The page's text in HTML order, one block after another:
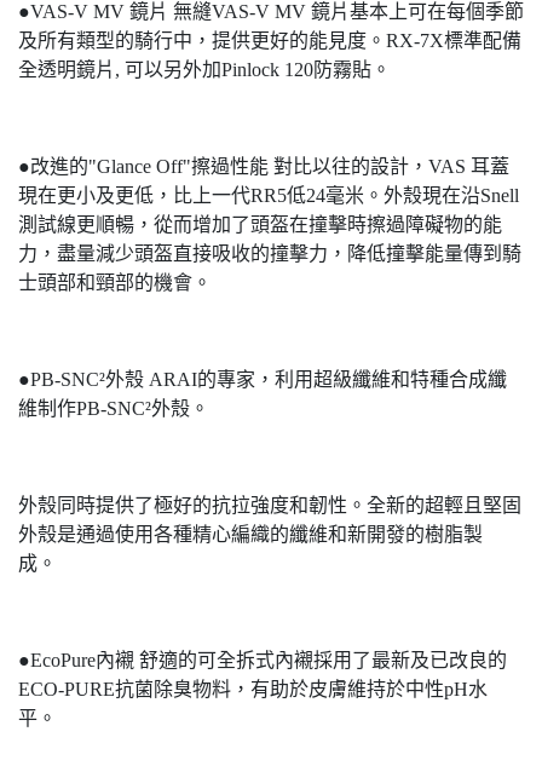
●VAS-V MV 鏡片 無縫VAS-V MV 鏡片基本上可在每個季節
及所有類型的騎行中，提供更好的能見度。RX-7X標準配備
全透明鏡片, 可以另外加Pinlock 120防霧貼。
●改進的"Glance Off"擦過性能 對比以往的設計，VAS 耳蓋
現在更小及更低，比上一代RR5低24毫米。外殼現在沿Snell
測試線更順暢，從而增加了頭盔在撞擊時擦過障礙物的能
力，盡量減少頭盔直接吸收的撞擊力，降低撞擊能量傳到騎
士頭部和頸部的機會。
●PB-SNC²外殼 ARAI的專家，利用超級纖維和特種合成纖
維制作PB-SNC²外殼。
外殼同時提供了極好的抗拉強度和韌性。全新的超輕且堅固
外殼是通過使用各種精心編織的纖維和新開發的樹脂製
成。
●EcoPure內襯 舒適的可全拆式內襯採用了最新及已改良的
ECO-PURE抗菌除臭物料，有助於皮膚維持於中性pH水
平。